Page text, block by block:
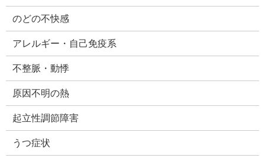
のどの不快感
アレルギー・自己免疫系
不整脈・動悸
原因不明の熱
起立性調節障害
うつ症状